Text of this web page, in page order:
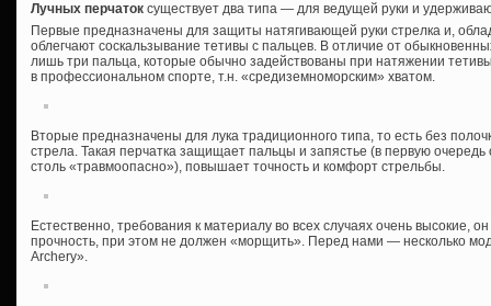
Лучных перчаток существует два типа — для ведущей руки и
Первые предназначены для защиты натягивающей руки стрелка и,
облегчают соскальзывание тетивы с пальцев. В отличие от
лишь три пальца, которые обычно задействованы при натяжении
в профессиональном спорте, т.н. «средиземноморским» хватом.
Вторые предназначены для лука традиционного типа, то есть без
стрела. Такая перчатка защищает пальцы и запястье (в первую очередь
столь «травмоопасно»), повышает точность и комфорт стрельбы.
Естественно, требования к материалу во всех случаях очень высокие,
прочность, при этом не должен «морщить». Перед нами — несколько
Archery».